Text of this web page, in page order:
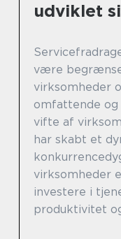
udviklet
være
virksomheder
omfattende
vifte af
har skabt et
virksomheder
investere i
produktivitet